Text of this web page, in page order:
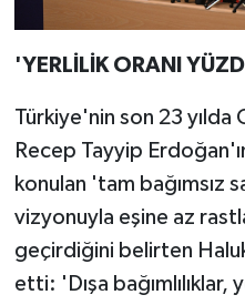
'YERLİLİK ORANI
Türkiye'nin son 23 yılda
Recep Tayyip
konulan 'tam bağımsız
vizyonuyla eşine az
geçirdiğini belirten
etti: 'Dışa